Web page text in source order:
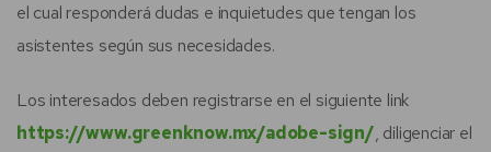
el cual responderá dudas e inquietudes que tengan los
asistentes según sus necesidades.
Los interesados deben registrarse en el siguiente link
https://www.greenknow.mx/adobe-sign/, diligenciar el